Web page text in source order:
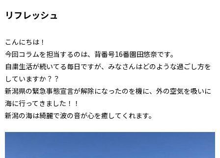
リフレッシュ
こんにちは！
今回コラムを担当するのは、背番号16番園田悠奈です。
自粛生活が続いてる毎日ですが、みなさんはどのような過ごし方を
していますか？？
新潟県の緊急事態宣言が解除になったのを機に、外の空気を吸いに
海に行ってきました！！
新潟の海は綺麗で波の音が心を癒してくれます。